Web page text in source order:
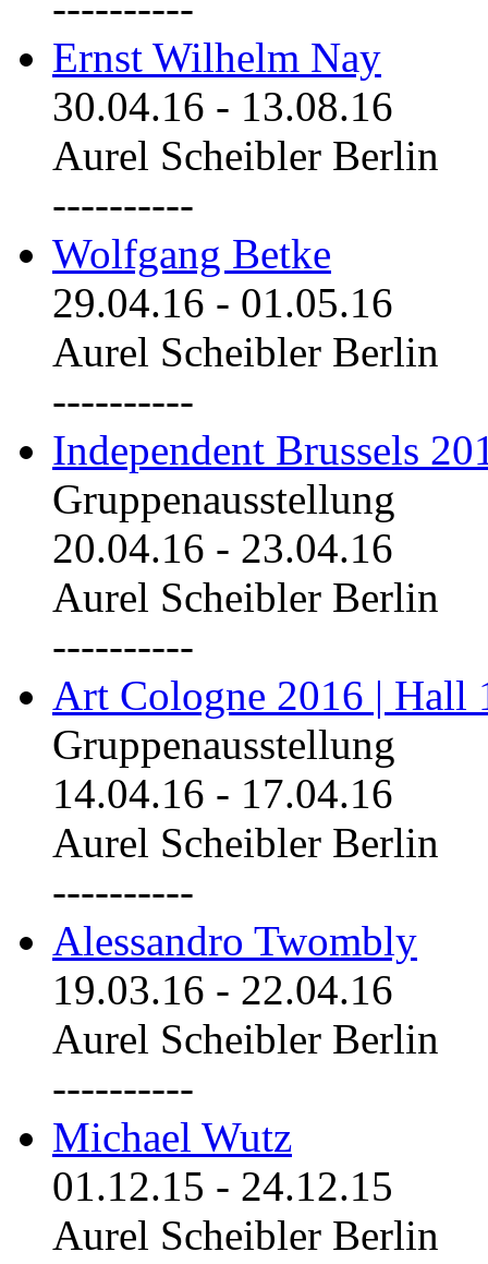
Ernst Wilhelm Nay
30.04.16 - 13.08.16
Aurel Scheibler Berlin
----------
Wolfgang Betke
29.04.16 - 01.05.16
Aurel Scheibler Berlin
----------
Independent Brussels
Gruppenausstellung
20.04.16 - 23.04.16
Aurel Scheibler Berlin
----------
Art Cologne 2016 | Hall
Gruppenausstellung
14.04.16 - 17.04.16
Aurel Scheibler Berlin
----------
Alessandro Twombly
19.03.16 - 22.04.16
Aurel Scheibler Berlin
----------
Michael Wutz
01.12.15 - 24.12.15
Aurel Scheibler Berlin